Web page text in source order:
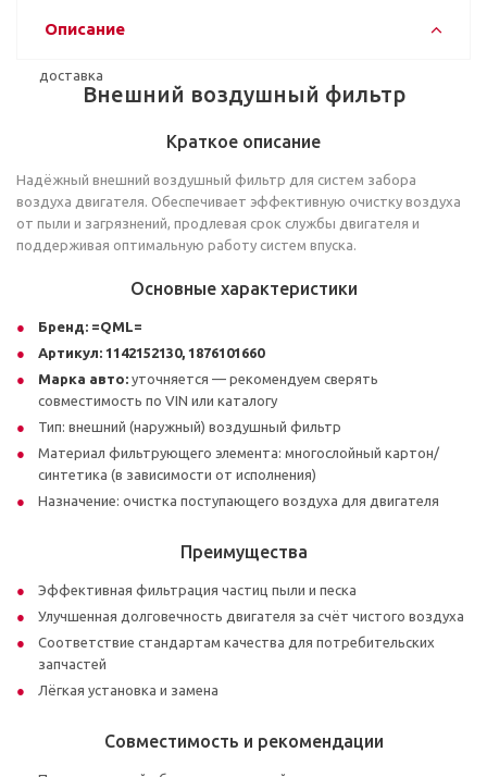
Описание
Внешний воздушный фильтр
Краткое описание
Надёжный внешний воздушный фильтр для систем забора
воздуха двигателя. Обеспечивает эффективную очистку воздуха
от пыли и загрязнений, продлевая срок службы двигателя и
поддерживая оптимальную работу систем впуска.
Основные характеристики
Бренд: =QML=
Артикул: 1142152130, 1876101660
Марка авто: уточняется — рекомендуем сверять
совместимость по VIN или каталогу
Тип: внешний (наружный) воздушный фильтр
Материал фильтрующего элемента: многослойный картон/
синтетика (в зависимости от исполнения)
Назначение: очистка поступающего воздуха для двигателя
Преимущества
Эффективная фильтрация частиц пыли и песка
Улучшенная долговечность двигателя за счёт чистого воздуха
Соответствие стандартам качества для потребительских
запчастей
Лёгкая установка и замена
Совместимость и рекомендации